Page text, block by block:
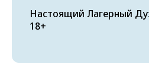
Настоящий Лагерный
18+